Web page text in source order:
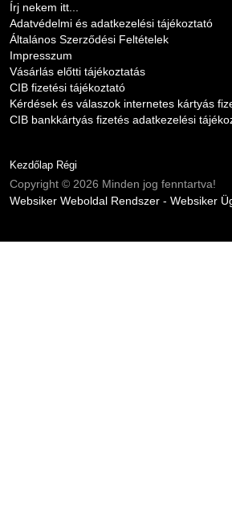
Írj nekem itt...
Adatvédelmi és adatkezelési tájékoztató
Általános Szerződési Feltételek
Impresszum
Vásárlás előtti tájékoztatás
CIB fizetési tájékoztató
Kérdések és válaszok internetes kártyás
CIB bankkártyás fizetés adatkezelési
Kezdőlap Régi
Copyright © 2026 Minden jog fenntartva!
Websiker Weboldal Rendszer - Websiker